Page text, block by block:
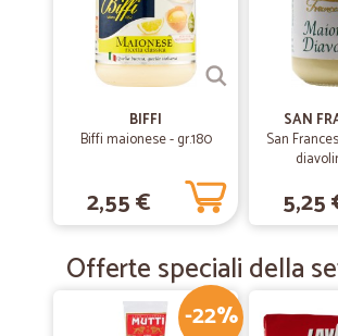
BIFFI
Biffi maionese - gr.180
2,55 €
SAN
San
5,25
Offerte speciali della
-22%